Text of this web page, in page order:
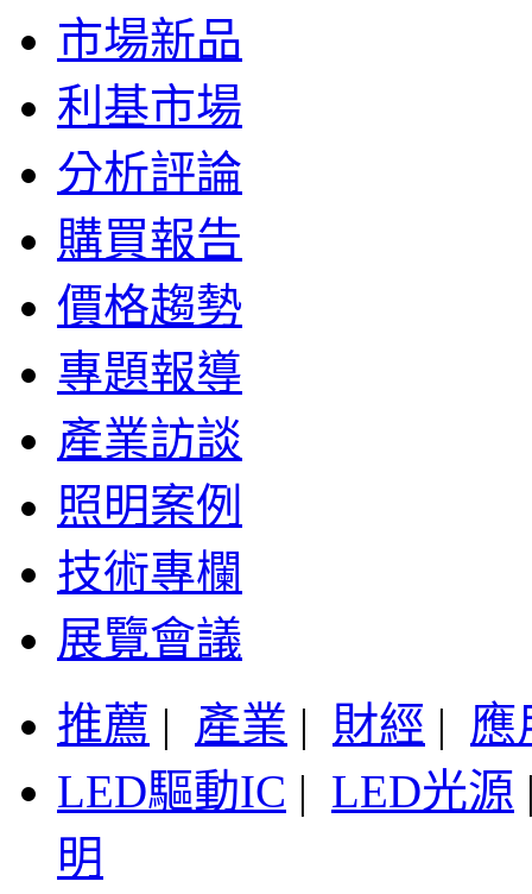
市場新品
利基市場
分析評論
購買報告
價格趨勢
專題報導
產業訪談
照明案例
技術專欄
展覽會議
推薦 | 產業 | 財經 | 應
LED驅動IC | LED光源
明